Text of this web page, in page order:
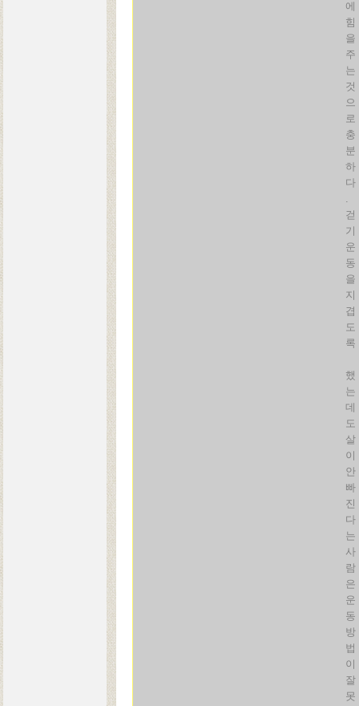
에
힘
을
주
는
것
으
로
충
분
하
다
.
걷
기
운
동
을
지
겹
도
록
했
는
데
도
살
이
안
빠
진
다
는
사
람
은
운
동
방
법
이
잘
못